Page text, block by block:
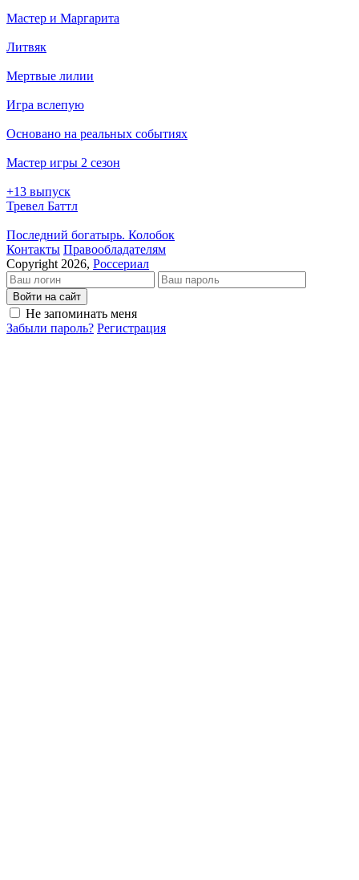
Мастер и Маргарита
Литвяк
Мертвые лилии
Игра вслепую
Основано на реальных событиях
Мастер игры 2 сезон
+13 выпуск
Тревел Баттл
Последний богатырь. Колобок
Кон­так­ты Пра­во­об­ла­да­те­лям
Copyright 2026, Россериал
Войти на сайт
Не запоминать меня
Забыли пароль? Регистрация